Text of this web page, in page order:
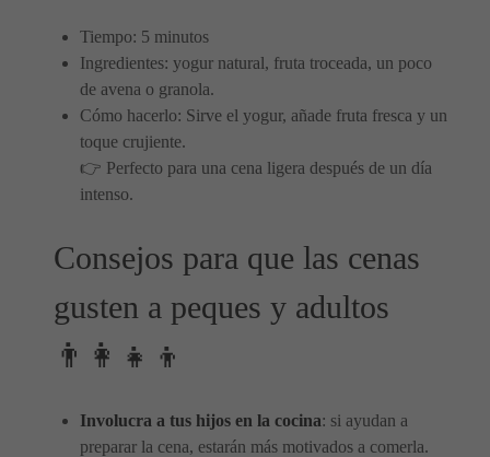
Tiempo: 5 minutos
Ingredientes: yogur natural, fruta troceada, un poco
de avena o granola.
Cómo hacerlo: Sirve el yogur, añade fruta fresca y un
toque crujiente.
👉 Perfecto para una cena ligera después de un día
intenso.
Consejos para que las cenas
gusten a peques y adultos
👨‍👩‍👧‍👦
Involucra a tus hijos en la cocina: si ayudan a
preparar la cena, estarán más motivados a comerla.